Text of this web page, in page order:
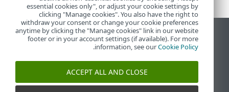
הצג את האתר למחשב
End of Life
מאגר הידע של ESET
essential cookies only", or adjust your cookie settings by
clicking "Manage cookies". You also have the right to
withdraw your consent or change your cookie preferences
anytime by clicking the "Manage cookies" link in our website
footer or in your account settings (if available). For more
information, see ourCookie Policy
.
ACCEPT ALL AND CLOSE